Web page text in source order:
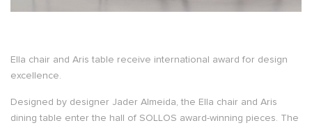
Ella chair and Aris table receive international award for design
excellence.
Designed by designer Jader Almeida, the Ella chair and Aris
dining table enter the hall of SOLLOS award-winning pieces. The